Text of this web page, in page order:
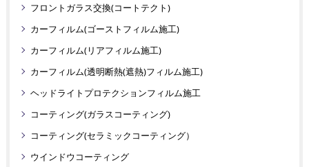
フロントガラス交換(コートテクト)
カーフィルム(ゴーストフィルム施工)
カーフィルム(リアフィルム施工)
カーフィルム(透明断熱(遮熱)フィルム施工)
ヘッドライトプロテクションフィルム施工
コーティング(ガラスコーティング)
コーティング(セラミックコーティング）
ウインドウコーティング